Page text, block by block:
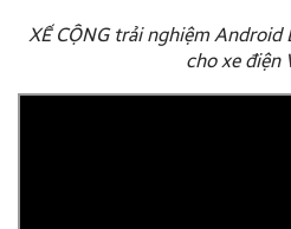
XẾ CỘNG trải nghiệm Android
cho xe điện